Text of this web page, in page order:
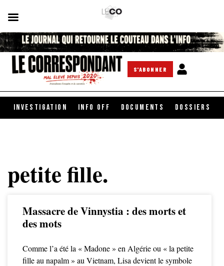
S'ABONNER
INVESTIGATION INFO OFF DOCUMENTS DOSSIERS
petite fille.
Massacre de Vinnystia : des morts et
des mots
Comme l’a été la « Madone » en Algérie ou « la petite
fille au napalm » au Vietnam, Lisa devient le symbole